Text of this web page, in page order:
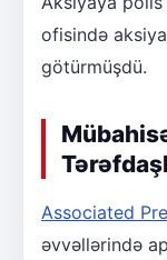
ofisində
götürmüşdü.
Associated
əvvəllərində